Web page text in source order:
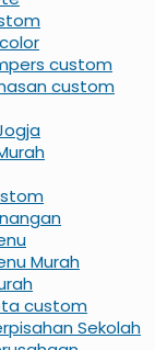
custom
custom
Murah
custom
Sekolah